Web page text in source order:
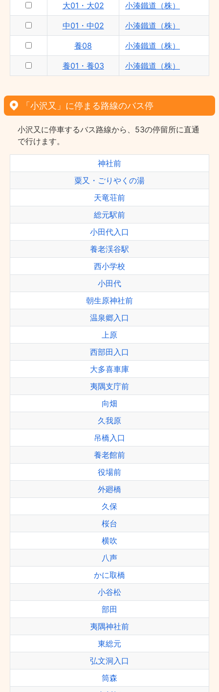
大01・大02 小湊鐵道（株）
中01・中02 小湊鐵道（株）
養08 小湊鐵道（株）
養01・養03 小湊鐵道（株）
「小沢又」に停まる路線のバス停
小沢又に停車するバス路線から、53の停留所に直通
で行けます。
神社前
粟又・ごりやくの湯
天竜荘前
総元駅前
小田代入口
養老渓谷駅
西小学校
小田代
朝生原神社前
温泉郷入口
上原
西部田入口
大多喜車庫
夷隅支庁前
向畑
久我原
吊橋入口
養老館前
役場前
外廻橋
久保
桜台
横吹
八声
かに取橋
小谷松
部田
夷隅神社前
東総元
弘文洞入口
筒森